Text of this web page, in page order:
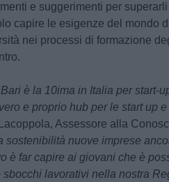
e suggerimenti per
capire le esigenze del mondo
nei processi di formazione
è la 10ima in Italia per start-
e proprio hub per le start up
, Assessore alla
sostenibilità nuove imprese
è far capire ai giovani che è
sbocchi lavorativi nella nostra